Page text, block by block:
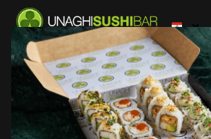
Menú
Sucursales
Contacto